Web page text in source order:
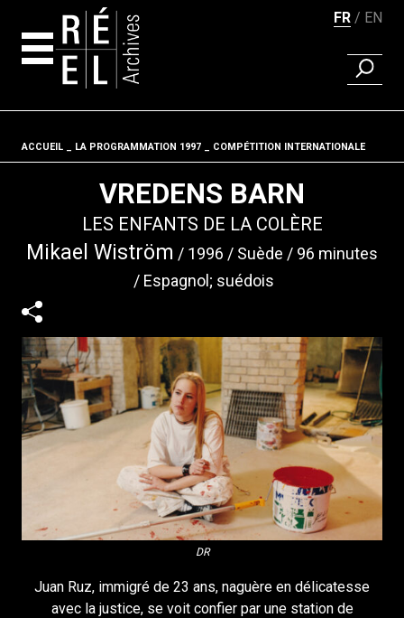
FR EN
Fil d'ariane
ACCUEIL LA PROGRAMMATION 1997 COMPÉTITION INTERNATIONALE
VREDENS BARN
LES ENFANTS DE LA COLÈRE
Mikael Wiström 1996 Suède
96 minutes
Espagnol; suédois
DR
Juan Ruz, immigré de 23 ans, naguère en délicatesse
avec la justice, se voit confier par une station de